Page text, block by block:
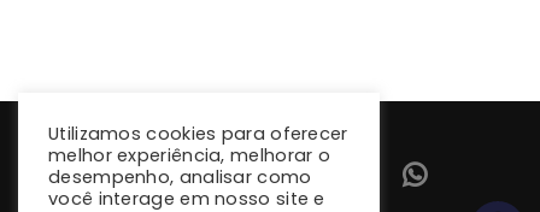
Utilizamos cookies para oferecer
melhor experiência, melhorar o
desempenho, analisar como
você interage em nosso site e